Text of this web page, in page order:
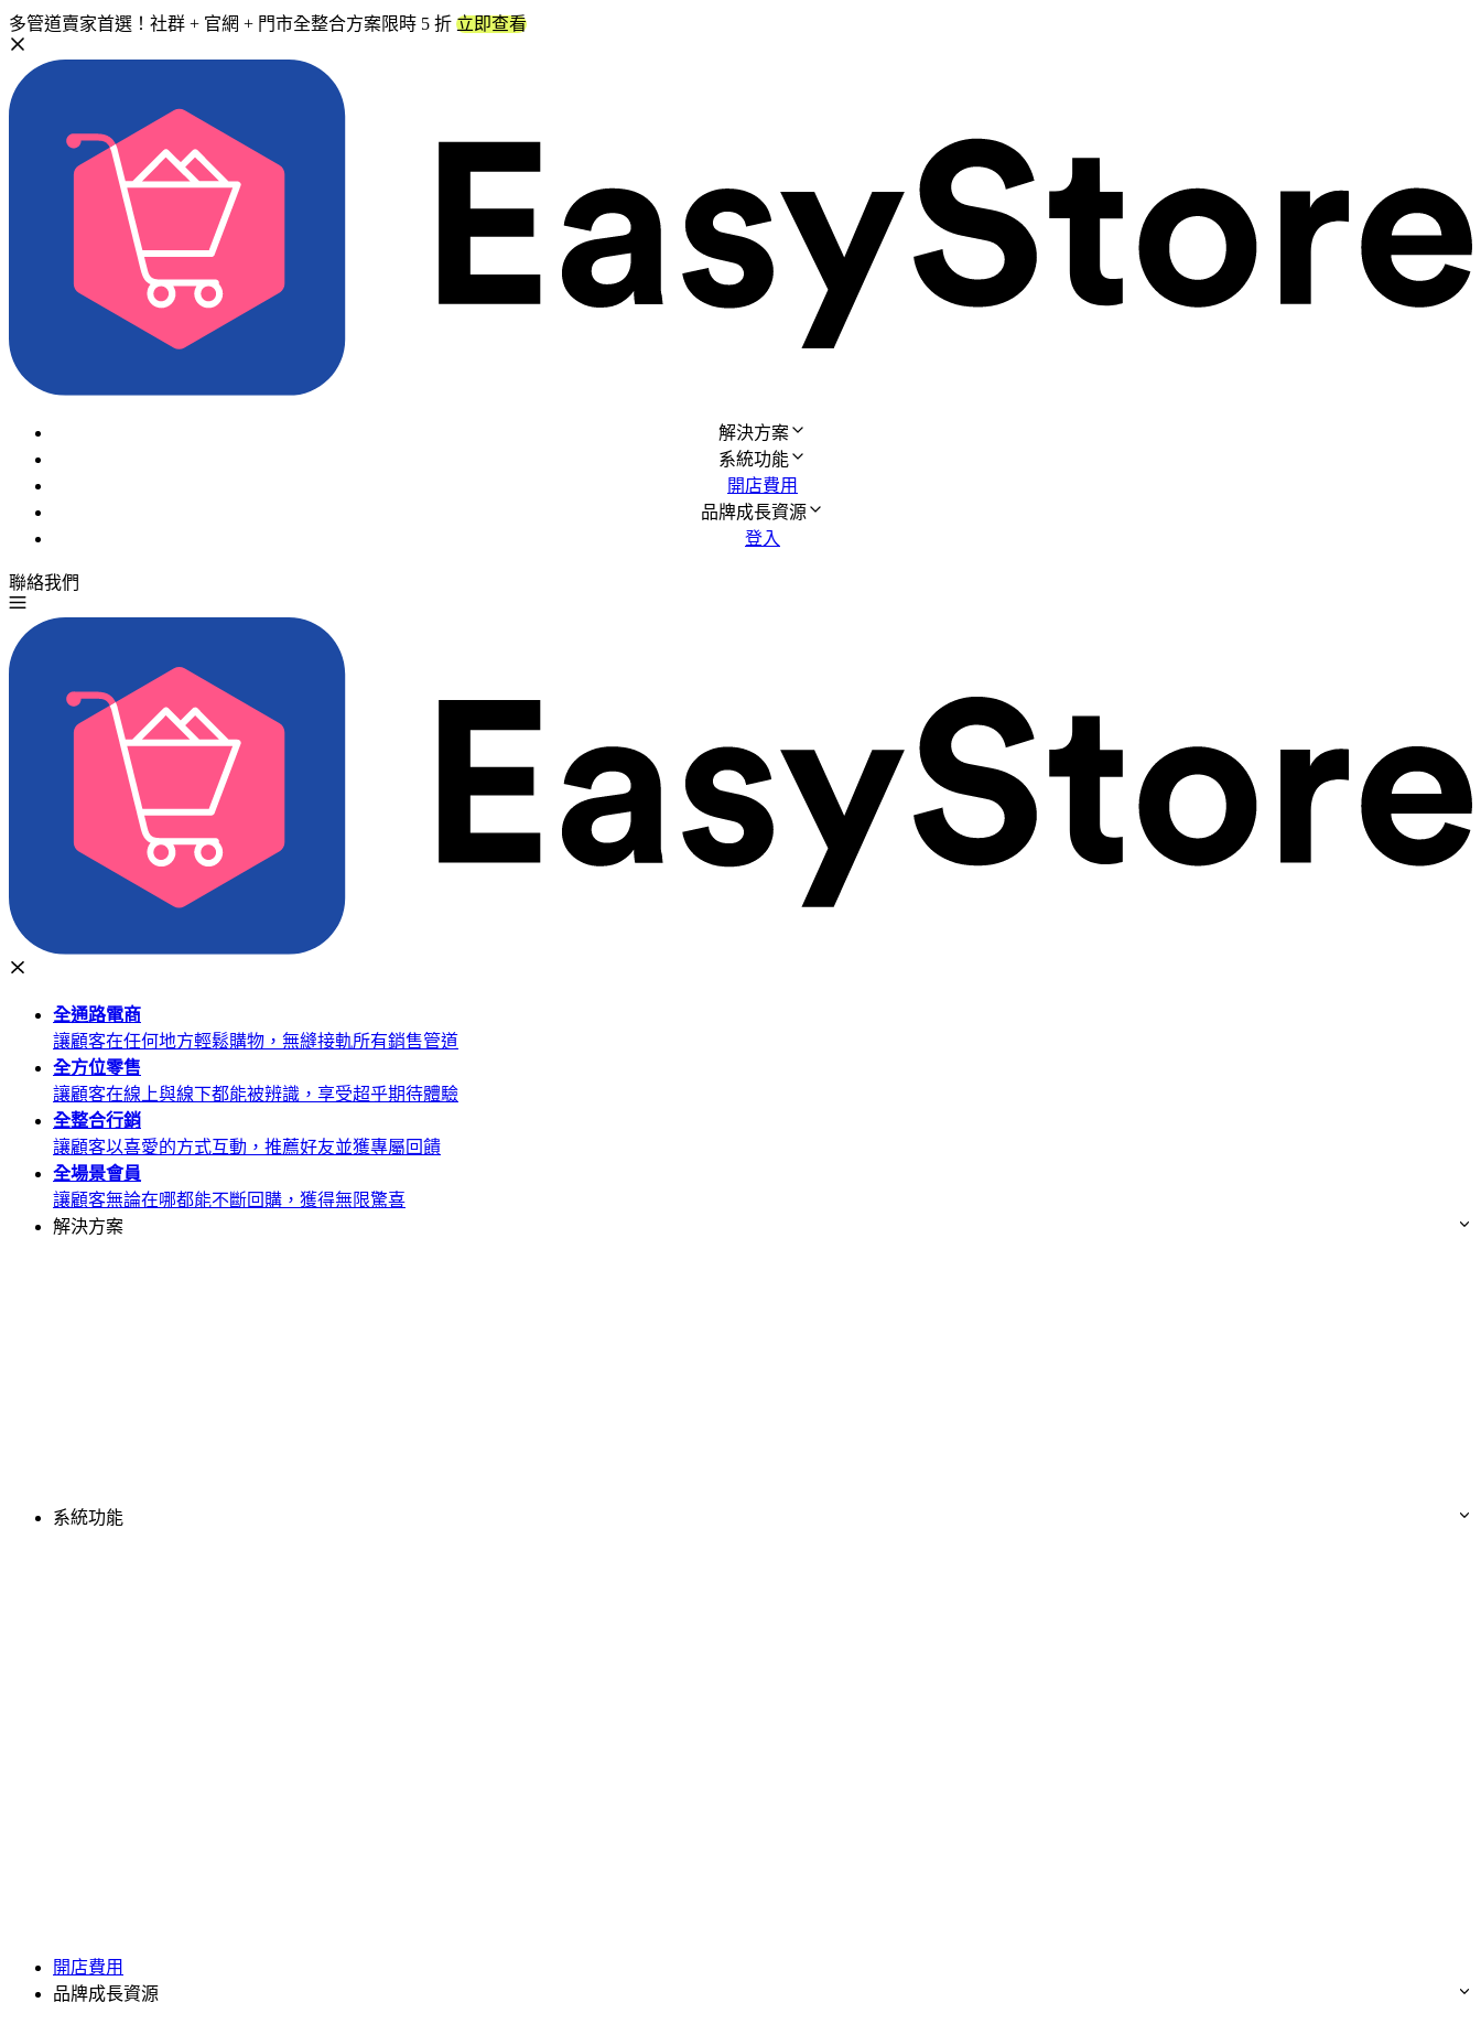
多管道賣家首選！社群 + 官網 + 門市全整合方案限時 5 折 立即查看
解決方案
系統功能
開店費用
品牌成長資源
登入
聯絡我們
全通路電商
讓顧客在任何地方輕鬆購物，無縫接軌所有銷售管道
全方位零售
讓顧客在線上與線下都能被辨識，享受超乎期待體驗
全整合行銷
讓顧客以喜愛的方式互動，推薦好友並獲專屬回饋
全場景會員
讓顧客無論在哪都能不斷回購，獲得無限驚喜
解決方案
系統功能
開店費用
品牌成長資源